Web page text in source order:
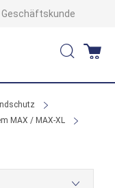
Geschäftskunde
Suche
MAX / MAX-XL